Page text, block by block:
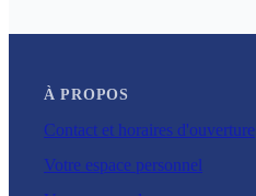
À PROPOS
Contact et horaires d'ouverture
Votre espace personnel